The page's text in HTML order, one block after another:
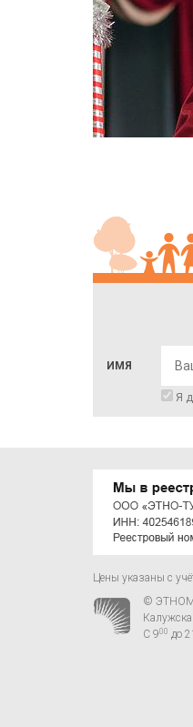
ИМЯ
Я
Цены указаны с
©
С 900 до 21